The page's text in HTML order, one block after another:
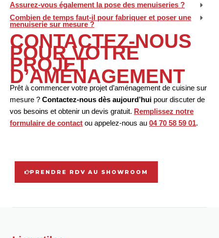
Assurez-vous également la pose des menuiseries ?
Combien de temps faut-il pour fabriquer et poser une
menuiserie sur mesure ?
CONTACTEZ-NOUS
POUR VOTRE
PROJET
D’AMÉNAGEMENT
Prêt à commencer votre projet d’aménagement de cuisine sur
mesure ? Contactez-nous dès aujourd’hui pour discuter de
vos besoins et obtenir un devis gratuit. Remplissez notre
formulaire de contact ou appelez-nous au 04 70 58 59 01.
PRENDRE RDV AU SHOWROOM